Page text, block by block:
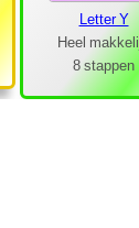
Makkelijk
11 stappen